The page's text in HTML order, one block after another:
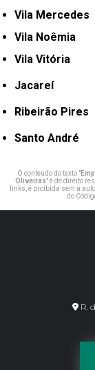
Vila Mercedes
Vila Noêmia
Vila Vitória
Jacareí
Ribeirão Pires
Santo André
O conteúdo do texto "
Oliveiras" é de direito
links, é proibida sem a
do
R.